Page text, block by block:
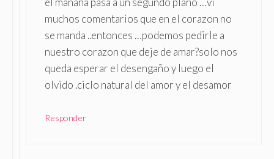
muchos comentarios que en el corazon no
se manda ..entonces …podemos pedirle a
nuestro corazon que deje de amar?solo nos
queda esperar el desengaño y luego el
olvido .ciclo natural del amor y el desamor
Responder